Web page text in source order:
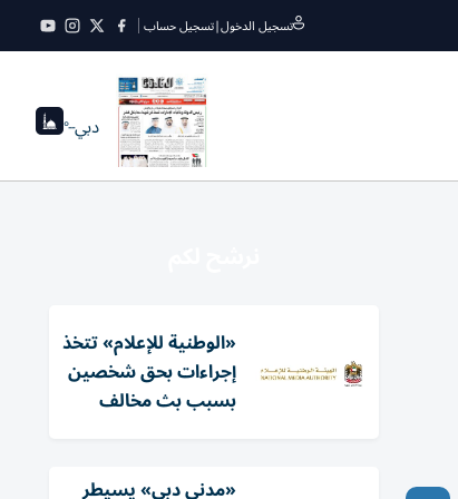
تسجيل الدخول|تسجيل حساب
دبي--°
«الوطنية للإعلام» تتخذ
إجراءات بحق شخصين
بسبب بث مخالف
«مدني دبي» يسيطر